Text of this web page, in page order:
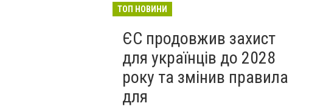
ТОП НОВИНИ
ЄС продовжив захист
для українців до 2028
року та змінив правила
для